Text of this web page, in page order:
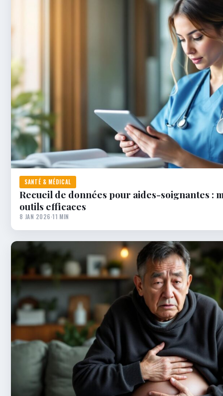
SANTÉ & MÉDICAL
Recueil de données pour aides-soignantes :
outils efficaces
8 JAN 2026·11 MIN